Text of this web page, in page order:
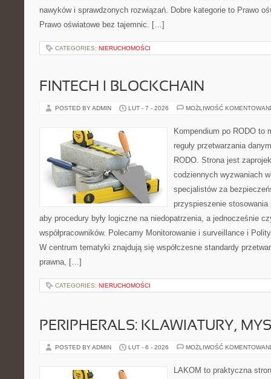
nawyków i sprawdzonych rozwiązań. Dobre kategorie to Prawo
Prawo oświatowe bez tajemnic. […]
CATEGORIES: NIERUCHOMOŚCI
FINTECH I BLOCKCHAIN
POSTED BY ADMIN LUT - 7 - 2026 MOŻLIWOŚĆ
Kompendium po RODO to
reguły przetwarzania
RODO. Strona jest
codziennych wyzwaniach
specjalistów za
przyspieszenie
aby procedury były logiczne na niedopatrzenia, a jednocześnie
współpracowników. Polecamy Monitorowanie i surveillance i
W centrum tematyki znajdują się współczesne standardy
prawna, […]
CATEGORIES: NIERUCHOMOŚCI
PERIPHERALS: KLAWIATURY,
POSTED BY ADMIN LUT - 6 - 2026 MOŻLIWOŚĆ
LAKOM to praktyczna